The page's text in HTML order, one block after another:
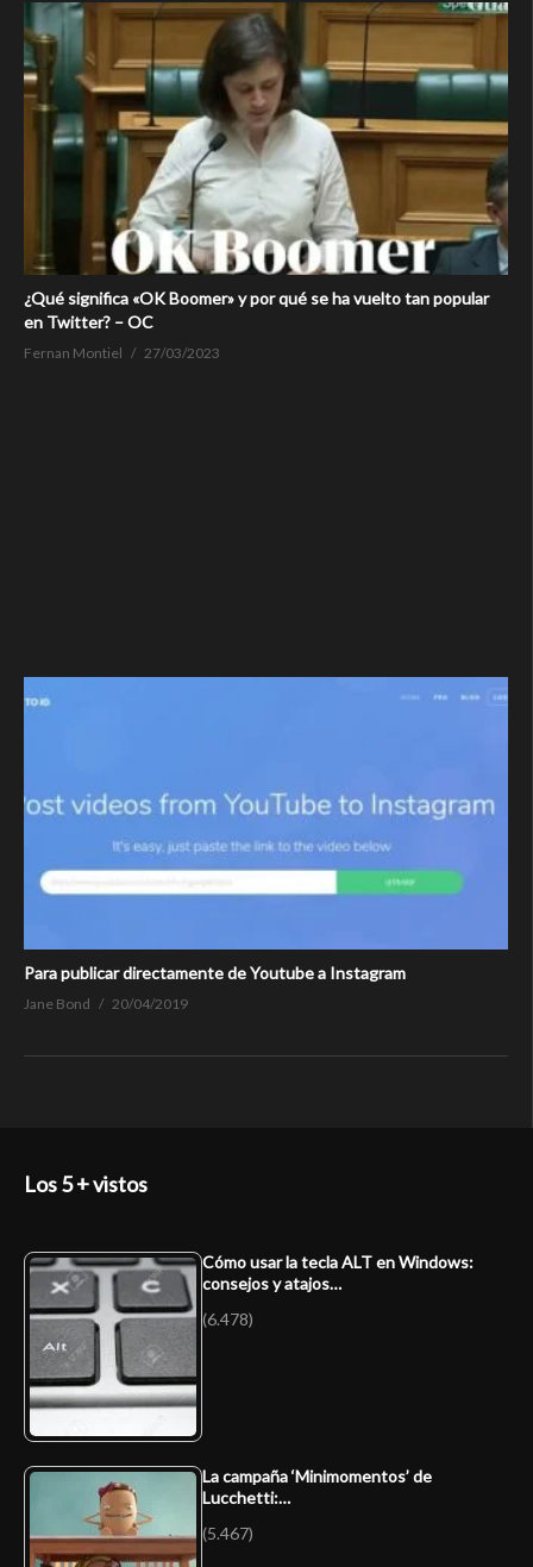
¿Qué significa «OK Boomer» y por qué se ha vuelto tan popular
en Twitter? – OC
Fernan Montiel 27/03/2023
Para publicar directamente de Youtube a Instagram
Jane Bond 20/04/2019
Los 5 + vistos
Cómo usar la tecla ALT en Windows:
consejos y atajos…
(6.478)
La campaña ‘Minimomentos’ de
Lucchetti:…
(5.467)